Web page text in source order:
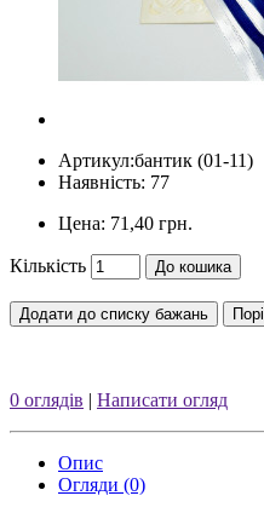
Артикул:бантик (01-11)
Наявність: 77
Цена: 71,40 грн.
Кількість До кошика
Додати до списку бажань
0 оглядів | Написати огляд
Опис
Огляди (0)